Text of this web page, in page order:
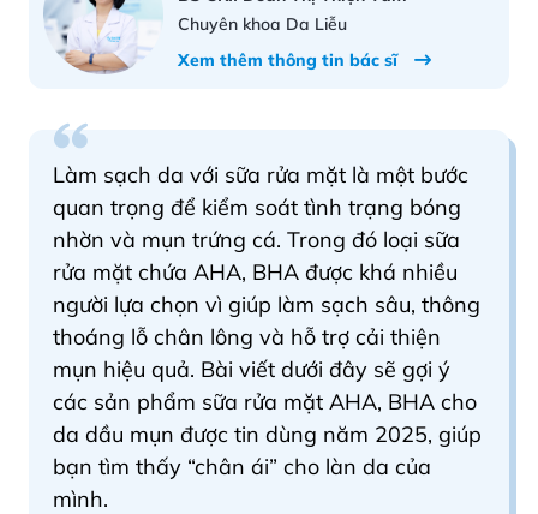
Chuyên khoa Da Liễu
Xem thêm thông tin bác sĩ
Làm sạch da với sữa rửa mặt là một bước
quan trọng để kiểm soát tình trạng bóng
nhờn và mụn trứng cá. Trong đó loại sữa
rửa mặt chứa AHA, BHA được khá nhiều
người lựa chọn vì giúp làm sạch sâu, thông
thoáng lỗ chân lông và hỗ trợ cải thiện
mụn hiệu quả. Bài viết dưới đây sẽ gợi ý
các sản phẩm sữa rửa mặt AHA, BHA cho
da dầu mụn được tin dùng năm 2025, giúp
bạn tìm thấy “chân ái” cho làn da của
mình.